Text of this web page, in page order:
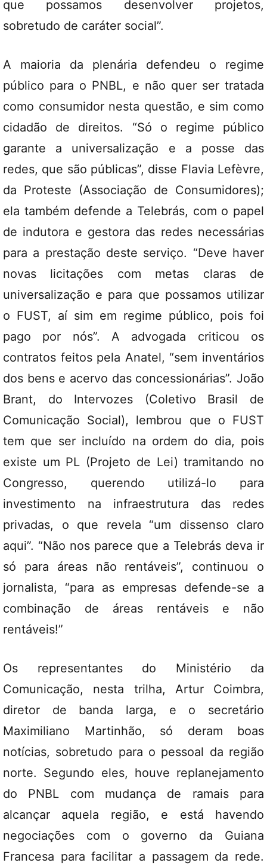
que possamos desenvolver projetos,
sobretudo de caráter social”.
A maioria da plenária defendeu o regime
público para o PNBL, e não quer ser tratada
como consumidor nesta questão, e sim como
cidadão de direitos. “Só o regime público
garante a universalização e a posse das
redes, que são públicas”, disse Flavia Lefèvre,
da Proteste (Associação de Consumidores);
ela também defende a Telebrás, com o papel
de indutora e gestora das redes necessárias
para a prestação deste serviço. “Deve haver
novas licitações com metas claras de
universalização e para que possamos utilizar
o FUST, aí sim em regime público, pois foi
pago por nós”. A advogada criticou os
contratos feitos pela Anatel, “sem inventários
dos bens e acervo das concessionárias”. João
Brant, do Intervozes (Coletivo Brasil de
Comunicação Social), lembrou que o FUST
tem que ser incluído na ordem do dia, pois
existe um PL (Projeto de Lei) tramitando no
Congresso, querendo utilizá-lo para
investimento na infraestrutura das redes
privadas, o que revela “um dissenso claro
aqui”. “Não nos parece que a Telebrás deva ir
só para áreas não rentáveis”, continuou o
jornalista, “para as empresas defende-se a
combinação de áreas rentáveis e não
rentáveis!”
Os representantes do Ministério da
Comunicação, nesta trilha, Artur Coimbra,
diretor de banda larga, e o secretário
Maximiliano Martinhão, só deram boas
notícias, sobretudo para o pessoal da região
norte. Segundo eles, houve replanejamento
do PNBL com mudança de ramais para
alcançar aquela região, e está havendo
negociações com o governo da Guiana
Francesa para facilitar a passagem da rede.